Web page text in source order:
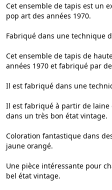
Cet ensemble de tapis est un
pop art des années 1970.
Fabriqué dans une technique
Cet ensemble de tapis de
années 1970 et fabriqué par
Il est fabriqué dans une
Il est fabriqué à partir de laine
dans un très bon état vintage.
Coloration fantastique dans
jaune orangé.
Une pièce intéressante pour
bel état vintage.